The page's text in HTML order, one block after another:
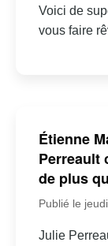
Voici de
vous faire
Étienne
Perreault
de plus
Publié le
Julie